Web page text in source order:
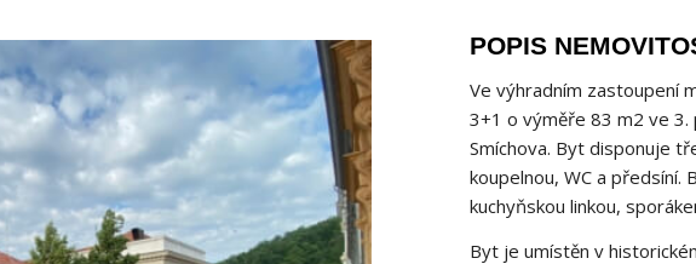
POPIS
Ve výhradním zastoupení
3+1 o výměře 83 m2 ve 3.
Smíchova. Byt disponuje
koupelnou, WC a
kuchyňskou linkou,
Byt je umístěn v